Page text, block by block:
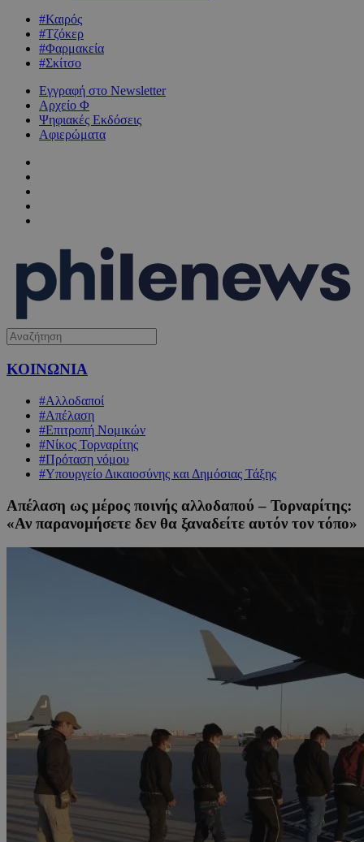
#Καιρός
#Τζόκερ
#Φαρμακεία
#Σκίτσο
Εγγραφή στο Newsletter
Αρχείο Φ
Ψηφιακές Εκδόσεις
Αφιερώματα
ΚΟΙΝΩΝΙΑ
#Αλλοδαποί
#Απέλαση
#Επιτροπή Νομικών
#Νίκος Τορναρίτης
#Πρόταση νόμου
#Υπουργείο Δικαιοσύνης και Δημόσιας Τάξης
Απέλαση ως μέρος ποινής αλλοδαπού – Τορναρίτης:
«Αν παρανομήσετε δεν θα ξαναδείτε αυτόν τον τόπο»